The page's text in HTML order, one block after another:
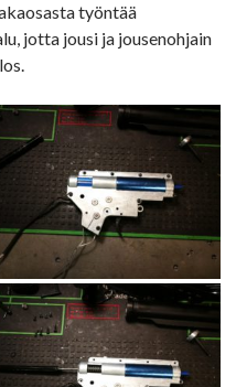
työntää
jotta jousi ja jousenohjain